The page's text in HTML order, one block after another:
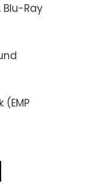
Blu-Ray